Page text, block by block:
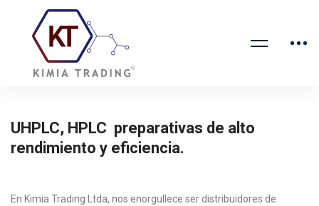
UHPLC, HPLC preparativas de alto
rendimiento y eficiencia.
En Kimia Trading Ltda, nos enorgullece ser distribuidores de